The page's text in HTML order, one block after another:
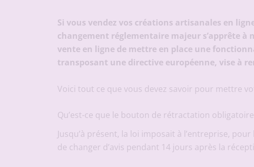
Si vous vendez vos créations artisanales en
changement réglementaire majeur s’apprête
vente en ligne de mettre en place une
transposant une directive européenne, vise à
Voici tout ce que vous devez savoir pour mettre
Qu’est-ce que le bouton de rétractation obligatoire
Jusqu’à présent, la loi imposait à l’entreprise,
de changer d’avis pendant 14 jours après la